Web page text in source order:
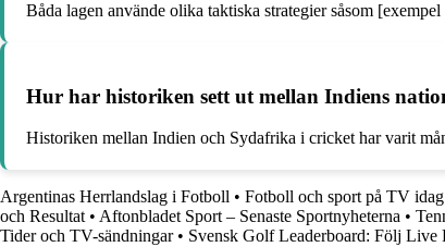
Båda lagen använde olika taktiska strategier såsom
Hur har historiken sett ut mellan Indiens
Historiken mellan Indien och Sydafrika i cricket har varit
Argentinas Herrlandslag i Fotboll • Fotboll och sport på TV
och Resultat• Aftonbladet Sport – Senaste Sportnyheterna •
Tider och TV-sändningar• Svensk Golf Leaderboard: Följ Live